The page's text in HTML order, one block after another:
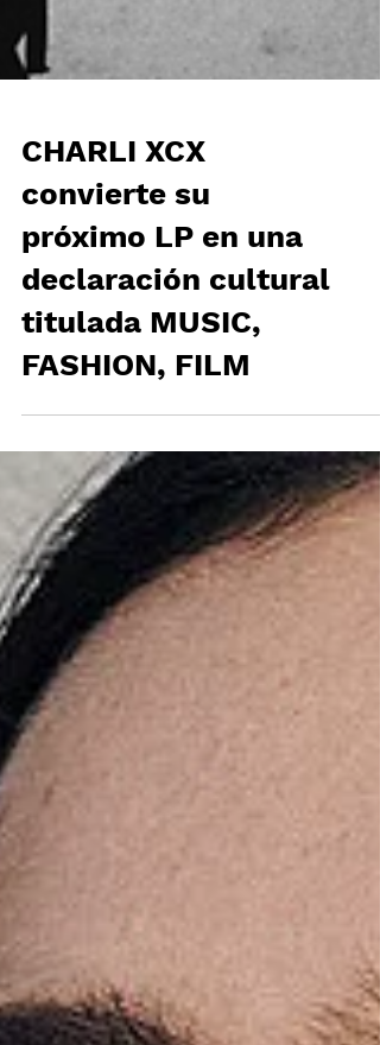
CHARLI XCX
convierte su
próximo LP en una
declaración cultural
titulada MUSIC,
FASHION, FILM